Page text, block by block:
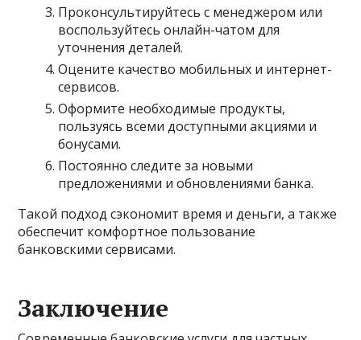
Проконсультируйтесь с менеджером или
воспользуйтесь онлайн-чатом для
уточнения деталей.
Оцените качество мобильных и интернет-
сервисов.
Оформите необходимые продукты,
пользуясь всеми доступными акциями и
бонусами.
Постоянно следите за новыми
предложениями и обновлениями банка.
Такой подход сэкономит время и деньги, а также
обеспечит комфортное пользование
банковскими сервисами.
Заключение